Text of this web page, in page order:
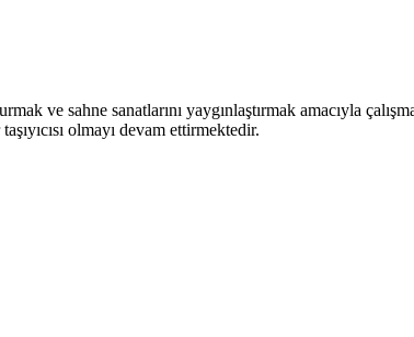
ve sahne sanatlarını yaygınlaştırmak amacıyla
olmayı devam ettirmektedir.